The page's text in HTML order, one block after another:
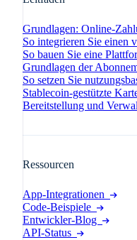
Grundlagen: Online-
So integrieren Sie einen
So bauen Sie eine
Grundlagen der
So setzen Sie
Stablecoin-gestützte
Bereitstellung und
Ressourcen
App-Integrationen
Code-Beispiele
Entwickler-Blog
API-Status